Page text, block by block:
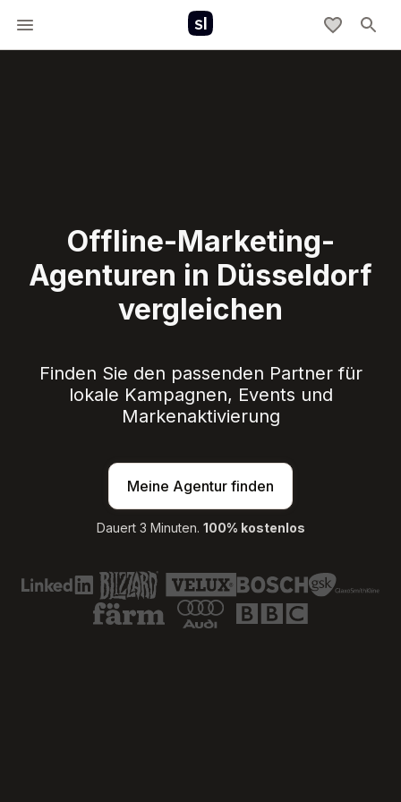
Offline-Marketing-
Agenturen in Düsseldorf
vergleichen
Finden Sie den passenden Partner für
lokale Kampagnen, Events und
Markenaktivierung
Meine Agentur finden
Dauert 3 Minuten. 100% kostenlos